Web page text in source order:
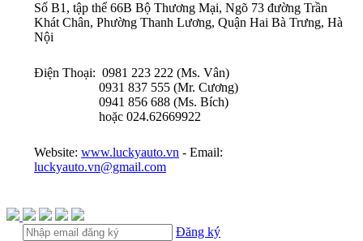
Số B1, tập thể 66B Bộ Thương Mại, Ngõ 73 đường Trần
Khát Chân, Phường Thanh Lương, Quận Hai Bà Trưng, Hà
Nội
Điện Thoại: 0981 223 222 (Ms. Vân)
0931 837 555 (Mr. Cương)
0941 856 688 (Ms. Bích)
hoặc 024.62669922
Website: www.luckyauto.vn - Email:
luckyauto.vn@gmail.com
Đăng ký